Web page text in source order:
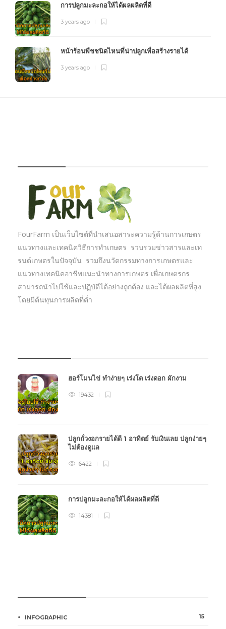
การปลูกมะละกอให้ได้ผลผลิตที่ดี
3 years ago
หน้าร้อนพืชชนิดไหนที่น่าปลูกเพื่อสร้างรายได้
3 years ago
FourFarm เป็นเว็บไซต์ที่นำเสนอสาระความรู้ด้านการเกษตร
แนวทางและเทคนิควิธีการทำเกษตร รวบรวมข่าวสารและเท
รนด์เกษตรในปัจจุบัน รวมถึงนวัตกรรมทางการเกษตรและ
แนวทางเทคนิคอาชีพแนะนำทางการเกษตร เพื่อเกษตรกร
สามารถนำไปใช้และปฏิบัตืได้อย่างถูกต้อง และได้ผลผลิตที่สูง
โดยมีต้นทุนการผลิตที่ต่ำ
ฮอร์โมนไข่ ทำง่ายๆ เร่งโต เร่งดอก ผักงาม
19432
ปลูกถั่วงอกรายได้ดี 1 อาทิตย์ รับเงินเลย ปลูกง่ายๆ
ไม่ต้องดูแล
6422
การปลูกมะละกอให้ได้ผลผลิตที่ดี
14381
INFOGRAPHIC 15